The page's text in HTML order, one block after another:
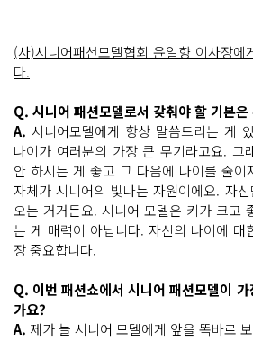
(사)시니어패션모델협회 윤일향 이사장
다.
Q. 시니어 패션모델로서 갖춰야 할 기본은
A. 시니어모델에게 항상 말씀드리는 게
나이가 여러분의 가장 큰 무기라고요. 그
안 하시는 게 좋고 그 다음에 나이를 줄이
자체가 시니어의 빛나는 자원이에요. 자
오는 거거든요. 시니어 모델은 키가 크고
는 게 매력이 아닙니다. 자신의 나이에 대
장 중요합니다.
Q. 이번 패션쇼에서 시니어 패션모델이
가요?
A. 제가 늘 시니어 모델에게 앞을 똑바로